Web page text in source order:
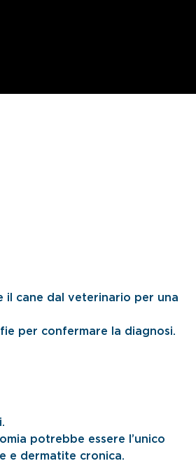
il cane dal veterinario per una
per confermare la diagnosi.
potrebbe essere l’unico
e dermatite cronica.